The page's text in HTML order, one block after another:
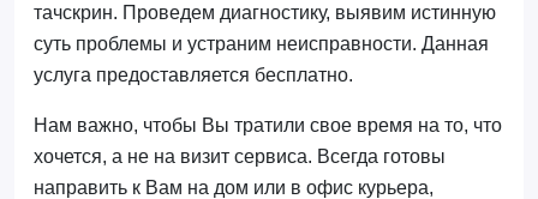
тачскрин. Проведем диагностику, выявим истинную
суть проблемы и устраним неисправности. Данная
услуга предоставляется бесплатно.
Нам важно, чтобы Вы тратили свое время на то, что
хочется, а не на визит сервиса. Всегда готовы
направить к Вам на дом или в офис курьера,